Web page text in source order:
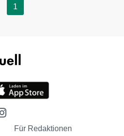
1
Für Redaktionen